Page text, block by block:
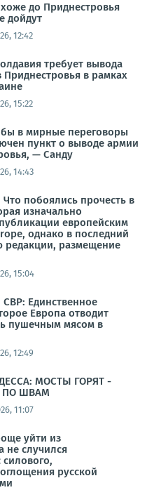
до Приднестровья
дойдут
12:42
требует вывода
Приднестровья в рамках
15:22
в мирные переговоры
пункт о выводе армии
— Санду
14:43
побоялись прочесть в
изначально
европейским
однако в последний
размещение
15:04
Единственное
Европа отводит
пушечным мясом в
12:49
МОСТЫ ГОРЯТ -
ПО ШВАМ
11:07
уйти из
не случился
русской